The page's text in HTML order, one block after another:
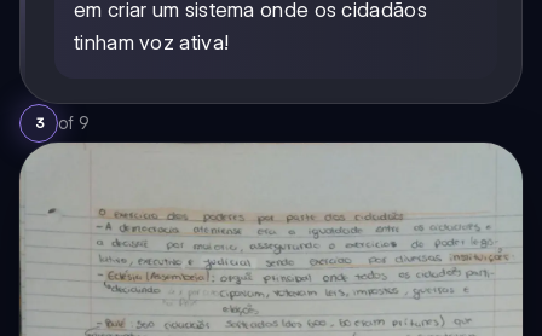
em criar um sistema onde os cidadãos
tinham voz ativa!
3 of 9